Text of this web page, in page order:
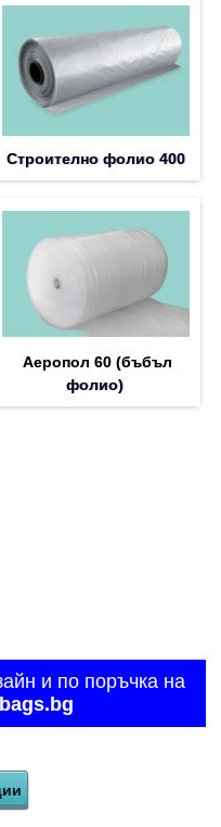
Строително фолио 400
Аеропол 60 (бъбъл
фолио)
и по поръчка на